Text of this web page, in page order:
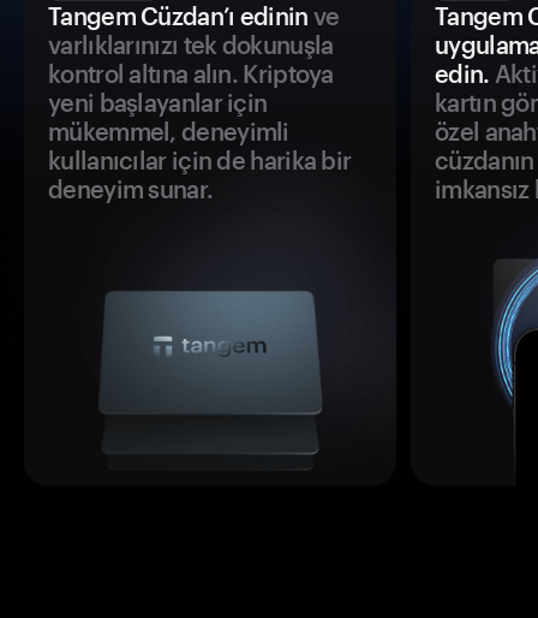
Tangem Cüzdan’ı edinin ve
varlıklarınızı tek dokunuşla
kontrol altına alın. Kriptoya
yeni başlayanlar için
mükemmel, deneyimli
kullanıcılar için de harika bir
deneyim sunar.
Tangem
edin.
kartın
özel